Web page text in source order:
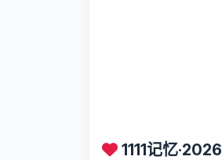
1111记忆·2026